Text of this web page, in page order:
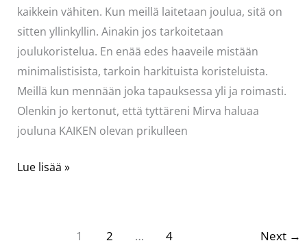
kaikkein vähiten. Kun meillä laitetaan joulua, sitä on
sitten yllinkyllin. Ainakin jos tarkoitetaan
joulukoristelua. En enää edes haaveile mistään
minimalistisista, tarkoin harkituista koristeluista.
Meillä kun mennään joka tapauksessa yli ja roimasti.
Olenkin jo kertonut, että tyttäreni Mirva haluaa
jouluna KAIKEN olevan prikulleen
Ehkä
Lue lisää »
1 2 … 4 Next →